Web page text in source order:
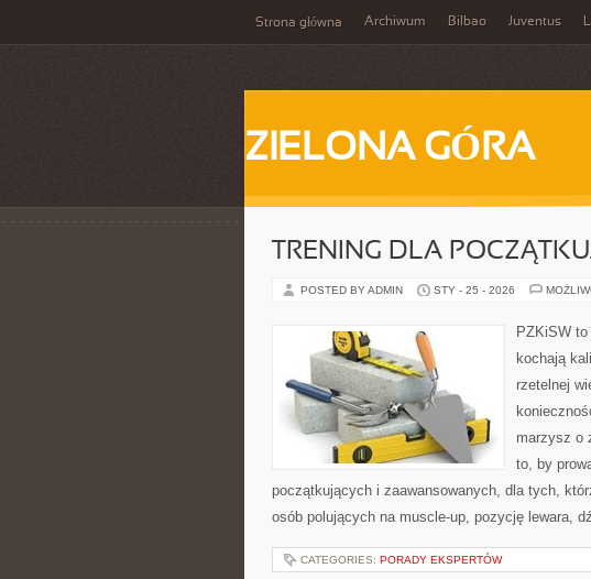
Strona główna Archiwum Bilbao Juventus
ZIELONA GÓRA
TRENING DLA
POSTED BY ADMIN STY - 25 - 2026
PZKiSW
kochają
rzetelnej
marzysz o
to, by
początkujących i zaawansowanych, dla tych,
osób polujących na muscle-up, pozycję lewara,
CATEGORIES: PORADY EKSPERTÓW